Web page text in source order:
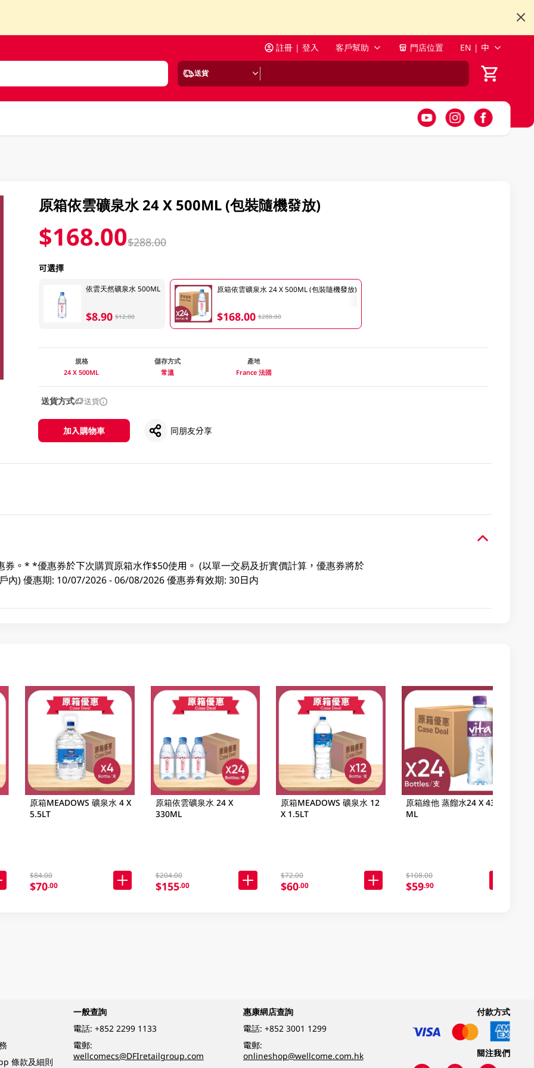
註冊 | 登入 客戶幫助 門店位置 EN | 中
送貨
原箱依雲礦泉水 24 X 500ML (包裝隨機發放)
$168.00$288.00
可選擇
依雲天然礦泉水 500ML
$8.90 $12.00
原箱依雲礦泉水 24 X 500ML (包裝隨機發放)
$168.00 $288.00
規格
24 X 500ML
儲存方式
常溫
產地
France 法國
送貨方式 送貨
加入購物車 同朋友分享
券。* *優惠券於下次購買原箱水作$50使用。 (以單一交易及折實價計算，優惠券將於
內) 優惠期: 10/07/2026 - 06/08/2026 優惠券有效期: 30日内
原箱MEADOWS 礦泉水 4 X
5.5LT
$84.00
$70.00
原箱依雲礦泉水 24 X
330ML
$204.00
$155.00
原箱MEADOWS 礦泉水 12
X 1.5LT
$72.00
$60.00
原箱維他 蒸餾水24 X 430
ML
$108.00
$59.90
條款及細則
一般查詢
電話: +852 2299 1133
電郵:
wellcomecs@DFIretailgroup.com
惠康網店查詢
電話: +852 3001 1299
電郵:
onlineshop@wellcome.com.hk
付款方式
關注我們